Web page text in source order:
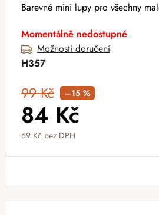
Barevné mini lupy pro všechny
Momentálně nedostupné
Možnosti doručení
H357
99 Kč –15 %
84 Kč
69 Kč bez DPH
Měrná cena: